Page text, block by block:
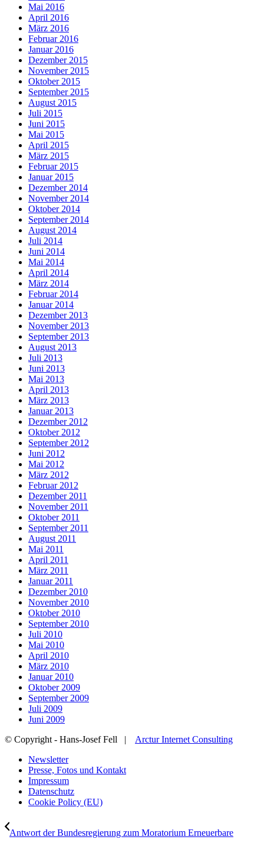
Mai 2016
April 2016
März 2016
Februar 2016
Januar 2016
Dezember 2015
November 2015
Oktober 2015
September 2015
August 2015
Juli 2015
Juni 2015
Mai 2015
April 2015
März 2015
Februar 2015
Januar 2015
Dezember 2014
November 2014
Oktober 2014
September 2014
August 2014
Juli 2014
Juni 2014
Mai 2014
April 2014
März 2014
Februar 2014
Januar 2014
Dezember 2013
November 2013
September 2013
August 2013
Juli 2013
Juni 2013
Mai 2013
April 2013
März 2013
Januar 2013
Dezember 2012
Oktober 2012
September 2012
Juni 2012
Mai 2012
März 2012
Februar 2012
Dezember 2011
November 2011
Oktober 2011
September 2011
August 2011
Mai 2011
April 2011
März 2011
Januar 2011
Dezember 2010
November 2010
Oktober 2010
September 2010
Juli 2010
Mai 2010
April 2010
März 2010
Januar 2010
Oktober 2009
September 2009
Juli 2009
Juni 2009
© Copyright - Hans-Josef Fell | Arctur Internet Consulting
Newsletter
Presse, Fotos und Kontakt
Impressum
Datenschutz
Cookie Policy (EU)
Antwort der Bundesregierung zum Moratorium Erneuerbare